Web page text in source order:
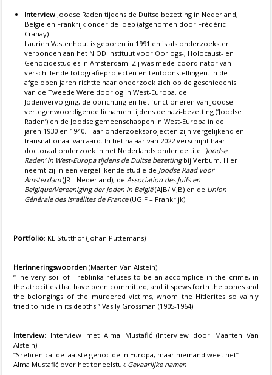
Interview Joodse Raden tijdens de Duitse bezetting in Nederland,
België en Frankrijk onder de loep (afgenomen door Frédéric
Crahay)
Laurien Vastenhout is geboren in 1991 en is als onderzoekster
verbonden aan het NIOD Instituut voor Oorlogs-, Holocaust- en
Genocidestudies in Amsterdam. Zij was mede-coördinator van
verschillende fotografieprojecten en tentoonstellingen. In de
afgelopen jaren richtte haar onderzoek zich op de geschiedenis
van de Tweede Wereldoorlog in West-Europa, de
Jodenvervolging, de oprichting en het functioneren van Joodse
vertegenwoordigende lichamen tijdens de nazi-bezetting (‘Joodse
Raden’) en de Joodse gemeenschappen in West-Europa in de
jaren 1930 en 1940. Haar onderzoeksprojecten zijn vergelijkend en
transnationaal van aard. In het najaar van 2022 verschijnt haar
doctoraal onderzoek in het Nederlands onder de titel ‘Joodse
Raden’ in West-Europa tijdens de Duitse bezettingbij Verbum. Hier
neemt zij in een vergelijkende studie de Joodse Raad voor
Amsterdam(JR - Nederland), de Association des Juifs en
Belgique/Vereeniging der Joden in België(AJB/ VJB) en de Union
Générale des Israélites de France(UGIF – Frankrijk).
Portfolio: KL Stutthof (Johan Puttemans)
Herinneringswoorden (Maarten Van Alstein)
“The very soil of Treblinka refuses to be an accomplice in the crime, in
the atrocities that have been committed, and it spews forth the bones and
the belongings of the murdered victims, whom the Hitlerites so vainly
tried to hide in its depths.” Vasily Grossman (1905-1964)
Interview: Interview met Alma Mustafić (Interview door Maarten Van
Alstein)
“Srebrenica: de laatste genocide in Europa, maar niemand weet het”
Alma Mustafić over het toneelstuk Gevaarlijke namen